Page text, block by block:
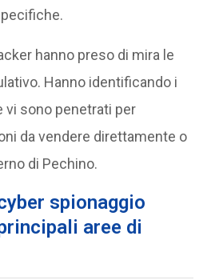
hanno preso di mira le
Hanno identificando i
vi sono penetrati per
da vendere direttamente o
di Pechino.
spionaggio
aree di